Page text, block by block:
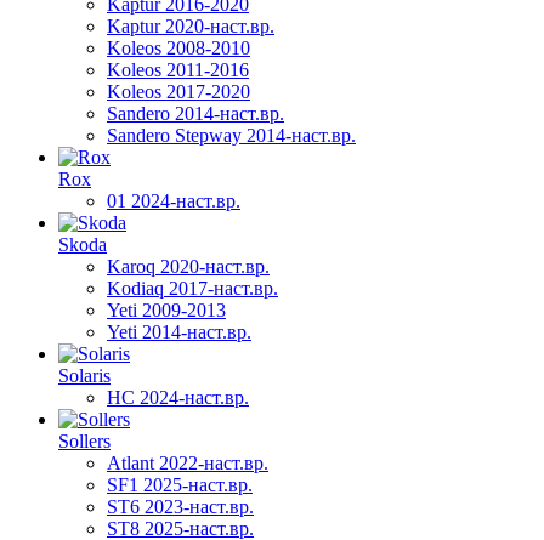
Kaptur 2020-наст.вр.
Koleos 2008-2010
Koleos 2011-2016
Koleos 2017-2020
Sandero 2014-наст.вр.
Sandero Stepway 2014-наст.вр.
Rox
01 2024-наст.вр.
Skoda
Karoq 2020-наст.вр.
Kodiaq 2017-наст.вр.
Yeti 2009-2013
Yeti 2014-наст.вр.
Solaris
HC 2024-наст.вр.
Sollers
Atlant 2022-наст.вр.
SF1 2025-наст.вр.
ST6 2023-наст.вр.
ST8 2025-наст.вр.